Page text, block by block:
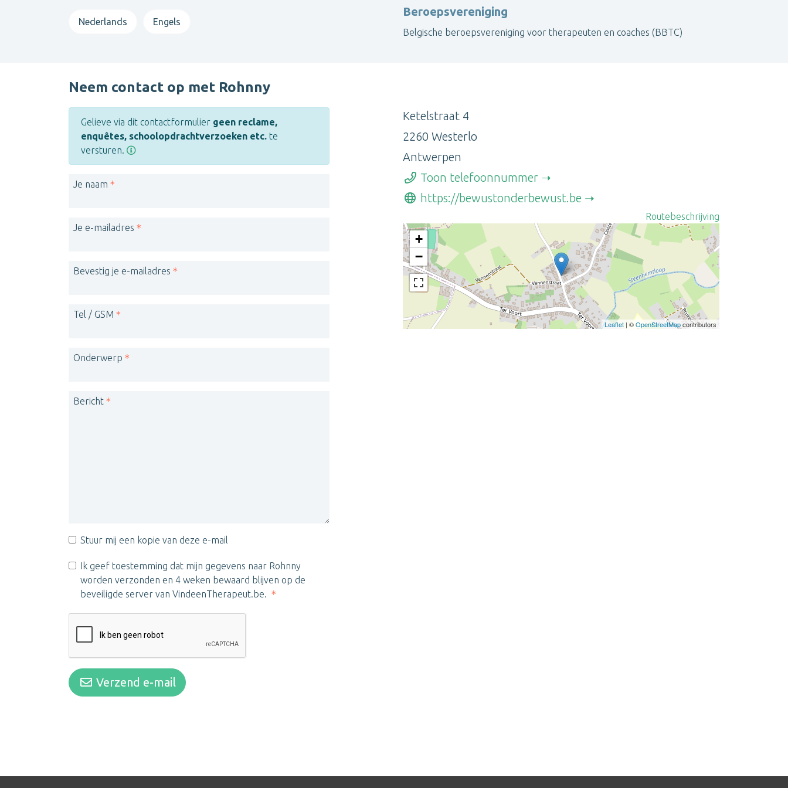
Nederlands Engels
Beroepsvereniging
Belgische beroepsvereniging voor therapeuten en coaches (BBTC)
Neem contact op met Rohnny
Gelieve via dit contactformulier geen reclame,
enquêtes, schoolopdrachtverzoeken etc. te
versturen.
Je naam
Je e-mailadres
Bevestig je e-mailadres
Tel / GSM
Onderwerp
Bericht
Stuur mij een kopie van deze e-mail
Ik geef toestemming dat mijn gegevens naar Rohnny
worden verzonden en 4 weken bewaard blijven op de
beveiligde server van VindeenTherapeut.be.
Verzend e-mail
Ketelstraat 4
2260 Westerlo
Antwerpen
Toon telefoonnummer
https://bewustonderbewust.be
Routebeschrijving
+
−
Leaflet | ©OpenStreetMapcontributors